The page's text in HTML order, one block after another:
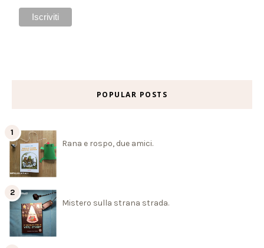
POPULAR POSTS
Rana e rospo, due amici.
Mistero sulla strana strada.